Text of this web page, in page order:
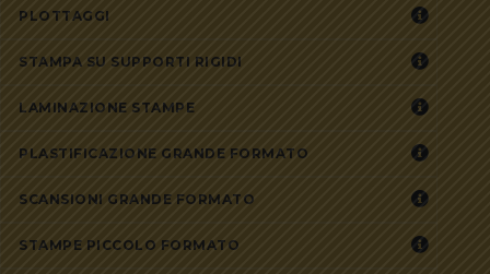
PLOTTAGGI
STAMPA SU SUPPORTI RIGIDI
LAMINAZIONE STAMPE
PLASTIFICAZIONE GRANDE FORMATO
SCANSIONI GRANDE FORMATO
STAMPE PICCOLO FORMATO